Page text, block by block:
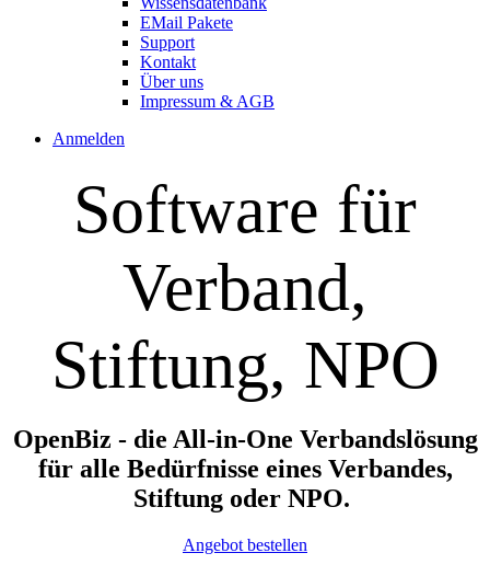
EMail Pakete
Support
Kontakt
Über uns
Impressum & AGB
Anmelden
Software für
Verband,
Stiftung, NPO
OpenBiz - die All-in-One Verbandslösung
für alle Bedürfnisse eines Verbandes,
Stiftung oder NPO.
Angebot bestellen